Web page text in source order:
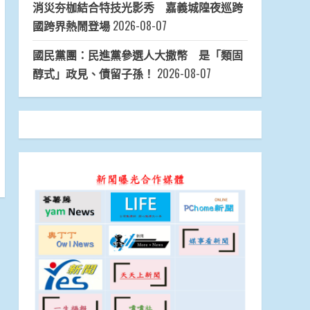
消災夯枷結合特技光影秀 嘉義城隍夜巡跨
國跨界熱鬧登場 2026-08-07
國民黨團：民進黨參選人大撒幣 是「類固
醇式」政見、債留子孫！ 2026-08-07